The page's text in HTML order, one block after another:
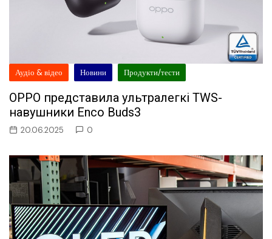
Аудіо & відео Новини Продукти/тести
OPPO представила ультралегкі TWS-
навушники Enco Buds3
20.06.2025 0